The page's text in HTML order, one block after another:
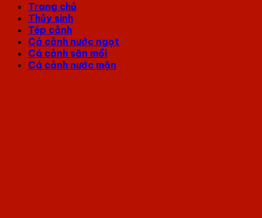
Trang chủ
Thủy sinh
Tép cảnh
Cá cảnh nước ngọt
Cá cảnh săn mồi
Cá cảnh nước mặn